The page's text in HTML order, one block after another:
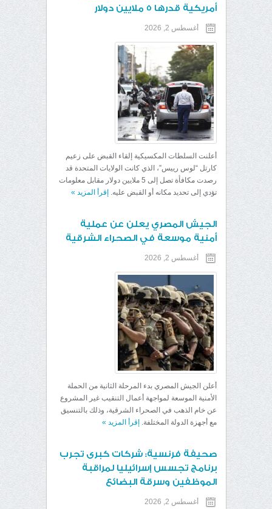
أمريكية قدرها 5 ملايين دولار
أغسطس 2, 2026
أعلنت السلطات المكسيكية إلقاء القبض على زعيم
كارتل “لوس رييس”، الذي كانت الولايات المتحدة قد
رصدت مكافأة تصل إلى 5 ملايين دولار مقابل معلومات
تؤدي إلى تحديد مكانه أو القبض عليه. إقرأ المزيد »
الجيش المصري يعلن عن عملية
أمنية موسعة في الصحراء الشرقية
أغسطس 2, 2026
أعلن الجيش المصري بدء المرحلة الثانية من الحملة
الأمنية الموسعة لمواجهة أعمال التنقيب غير المشروع
عن خام الذهب في الصحراء الشرقية، وذلك بالتنسيق
مع أجهزة الدولة المختلفة. إقرأ المزيد »
صحيفة فرنسية: شركات كبرى تجرب
برنامج تجسس إسرائيليا لمراقبة
الموظفين وسرقة البضائع
أغسطس 2, 2026